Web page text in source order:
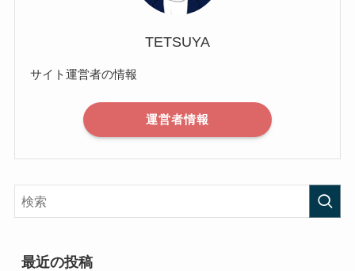
TETSUYA
サイト運営者の情報
運営者情報
最近の投稿